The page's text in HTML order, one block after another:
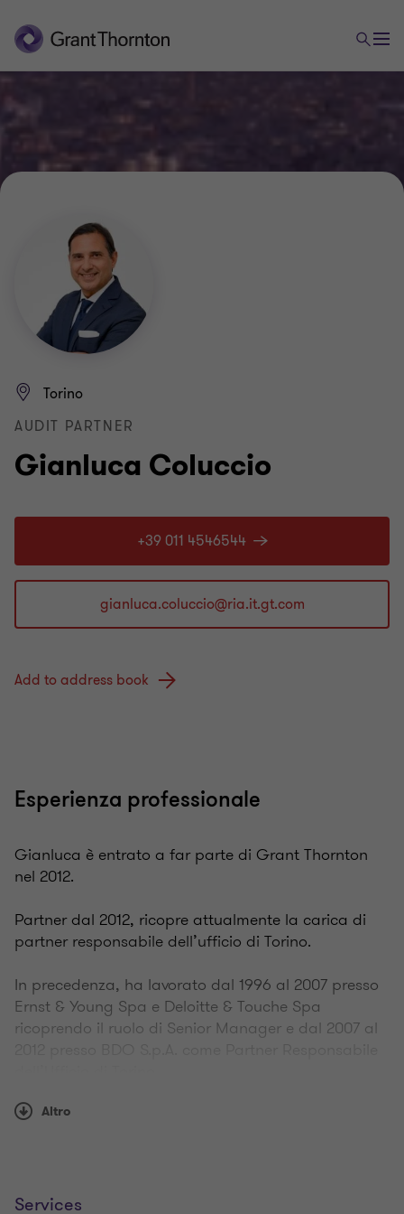
Gianluca Coluccio
Torino
AUDIT PARTNER
+39 011 4546544
Add to address book
Esperienza professionale
Gianluca è entrato a far parte di Grant Thornton
nel 2012.
Partner dal 2012, ricopre attualmente la carica di
partner responsabile dell’ufficio di Torino.
In precedenza, ha lavorato dal 1996 al 2007 presso
Ernst & Young Spa e Deloitte & Touche Spa
ricoprendo il ruolo di Senior Manager e dal 2007 al
Tra le aree nelle quali ha maggiormente svolto la
Real estate & construction, Public sector,
Altro
Services